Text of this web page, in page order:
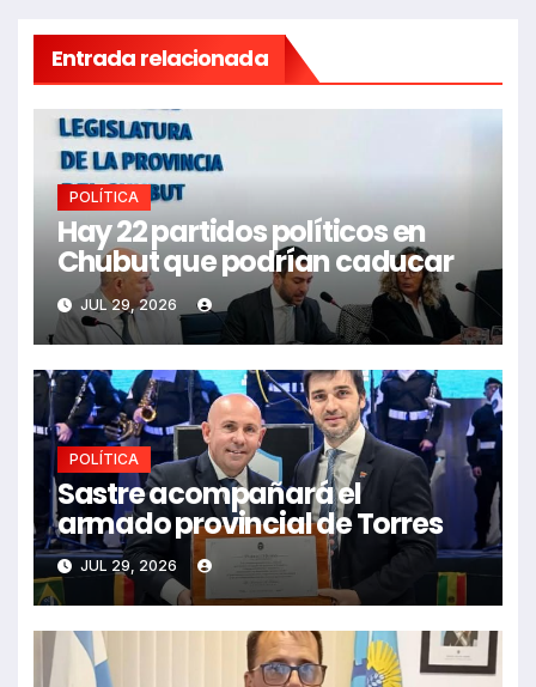
Entrada relacionada
POLÍTICA
Hay 22 partidos políticos en
Chubut que podrían caducar
JUL 29, 2026
POLÍTICA
Sastre acompañará el
armado provincial de Torres
JUL 29, 2026